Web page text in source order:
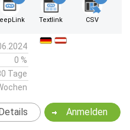
Textlink CSV
0 %
Tage
Anmelden